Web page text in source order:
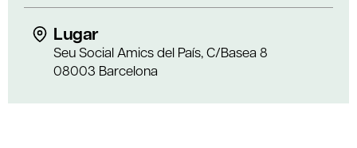
Lugar
Seu Social Amics del País, C/Basea 8
08003 Barcelona